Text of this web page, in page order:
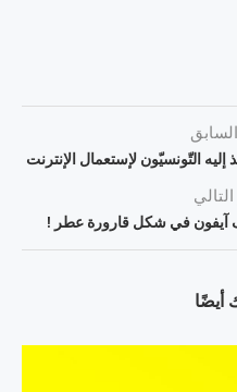
التّونسيّون لإستعمال الإنترنت
آيفون في شكل قارورة عطر !
أيضًا